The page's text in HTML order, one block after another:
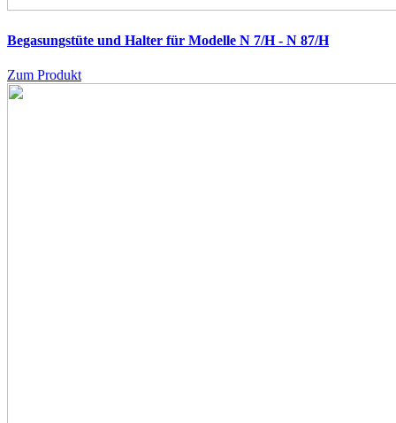
Begasungstüte und Halter für Modelle N 7/H - N 87/H
Zum Produkt